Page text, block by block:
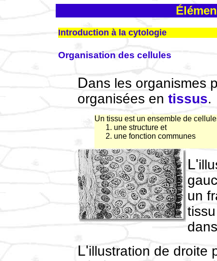
Introduction à la cytologie
Organisation des cellules
Dans les organismes pluricellulaires, les cellules sont
organisées en tissus.
Un tissu est un ensemble de
une structure et
une fonction communes
L'illustration à
un
L'illustration de droite présente une coupe d'un tissu